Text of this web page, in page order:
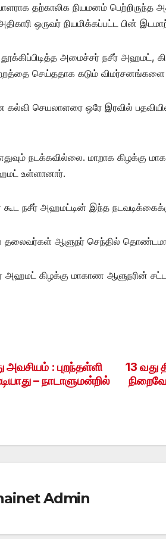
தற்காலிக நியமனம் பெற்றிருந்த
ஒருவர் நியமிக்கப்பட்ட பின்
அமைச்சர் நசீர் அஹமட்,
செய்ததாக கடும்
கல்வி செயலாளரை ஒரே இரவில்
நடக்கவில்லை. மாறாக கிழக்கு
உள்ளானார்.
நசீர் அஹமட்டின் இந்த நடவடிக்கைக்கு
தலைவர்கள் ஆளுநர் செந்தில்
கிழக்கு மாகாண ஆளுநரின் சட்ட
13 வது
அவசியம் : புறந்தள்ளி
– நாடாளுமன்றில்
Admin